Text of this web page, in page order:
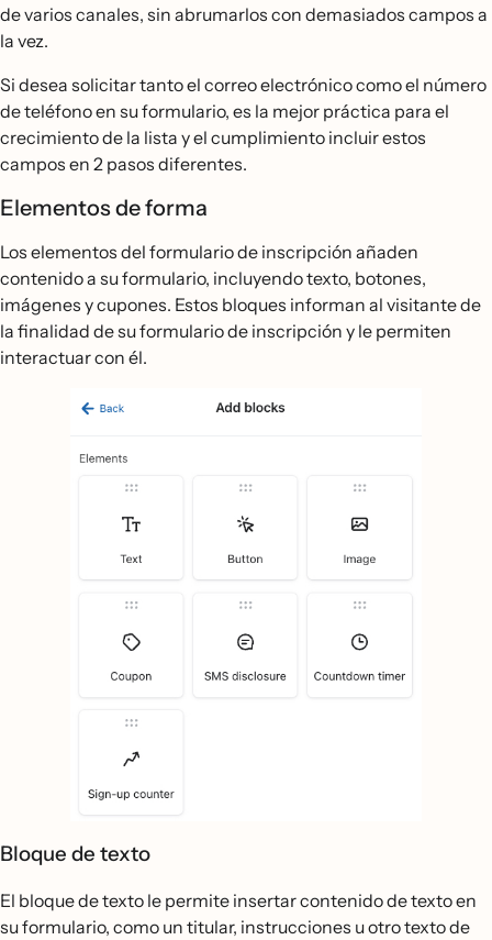
de varios canales, sin abrumarlos con demasiados campos a
la vez.
Si desea solicitar tanto el correo electrónico como el número
de teléfono en su formulario, es la mejor práctica para el
crecimiento de la lista y el cumplimiento incluir estos
campos en 2 pasos diferentes.
Elementos de forma
Los elementos del formulario de inscripción añaden
contenido a su formulario, incluyendo texto, botones,
imágenes y cupones. Estos bloques informan al visitante de
la finalidad de su formulario de inscripción y le permiten
interactuar con él.
Bloque de texto
El bloque de texto le permite insertar contenido de texto en
su formulario, como un titular, instrucciones u otro texto de